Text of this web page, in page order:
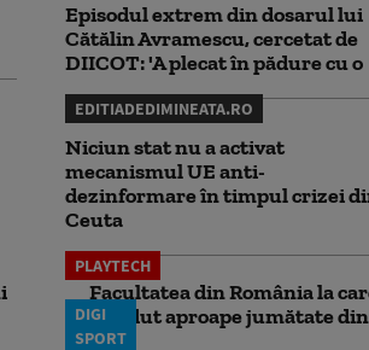
Episodul extrem din dosarul lui
Cătălin Avramescu, cercetat de
DIICOT: 'A plecat în pădure cu o
EDITIADEDIMINEATA.RO
Niciun stat nu a activat
mecanismul UE anti-
dezinformare în timpul crizei
Ceuta
PLAYTECH
Facultatea din România la
pierdut aproape jumătate
DIGI
SPORT